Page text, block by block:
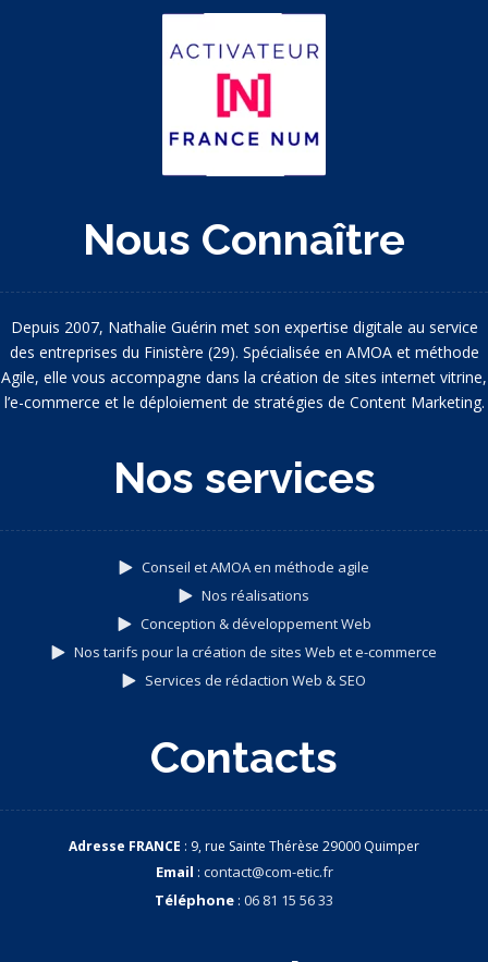
Nous Connaître
Depuis 2007, Nathalie Guérin met son expertise digitale au service
des entreprises du Finistère (29). Spécialisée en AMOA et méthode
Agile, elle vous accompagne dans la création de sites internet vitrine,
l’e-commerce et le déploiement de stratégies de Content Marketing.
Nos services
Conseil et AMOA en méthode agile
Nos réalisations
Conception & développement Web
Nos tarifs pour la création de sites Web et e-commerce
Services de rédaction Web & SEO
Contacts
Adresse FRANCE : 9, rue Sainte Thérèse 29000 Quimper
Email : contact@com-etic.fr
Téléphone : 06 81 15 56 33